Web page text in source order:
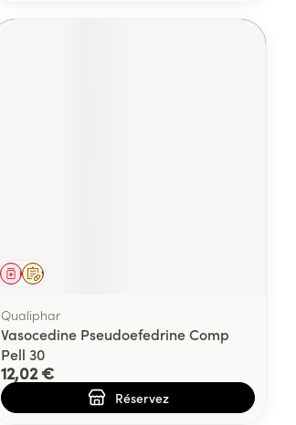
Sur prescription
Médicament
Qualiphar
Vasocedine Pseudoefedrine Comp
Pell 30
12,02 €
Réservez